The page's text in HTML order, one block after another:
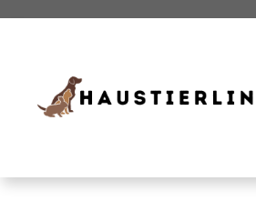
Zum
springen